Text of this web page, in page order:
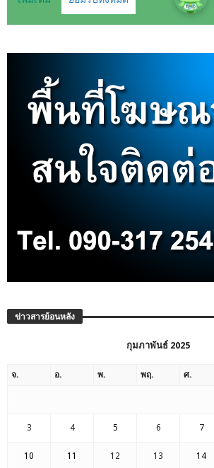
ข่าวสารย้อนหลัง
กุมภาพันธ์ 2025
จ. อ. พ. พฤ. ศ.
3 4 5 6 7
10 11 12 13 14